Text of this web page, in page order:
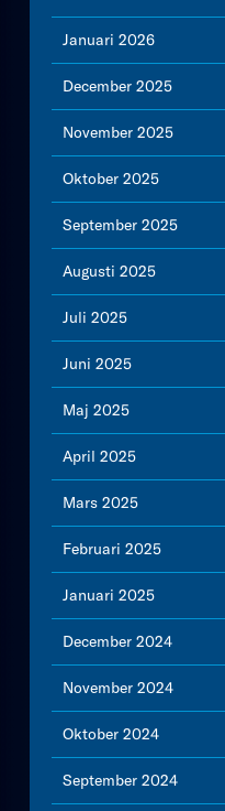
Januari 2026
December 2025
November 2025
Oktober 2025
September 2025
Augusti 2025
Juli 2025
Juni 2025
Maj 2025
April 2025
Mars 2025
Februari 2025
Januari 2025
December 2024
November 2024
Oktober 2024
September 2024